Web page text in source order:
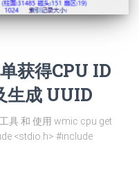
获得CPU ID
生成 UUID
具 和 使用 wmic cpu get
<stdio.h> #include